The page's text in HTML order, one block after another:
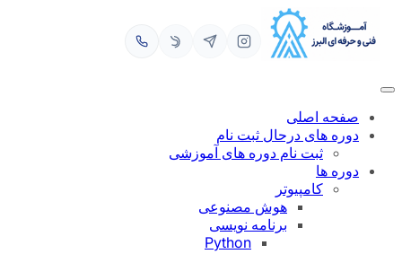
محتوا
صفحه اصلی
دوره های درحال ثبت نام
ثبت نام دوره های آموزشی
دوره ها
کامپیوتر
هوش مصنوعی
برنامه نویسی
Python